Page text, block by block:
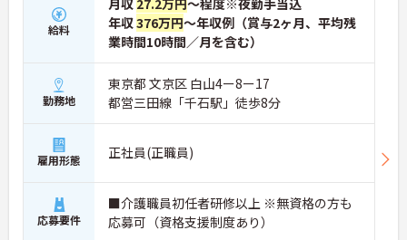
給料
月収 27.2万円～程度※夜勤手当込
年収376万円～年収例（賞与2ヶ月、平均残
業時間10時間／月を含む）
勤務地
東京都 文京区 白山4ー8ー17
都営三田線「千石駅」徒歩8分
雇用形態 正社員(正職員)
応募要件
■介護職員初任者研修以上 ※無資格の方も
応募可（資格支援制度あり）